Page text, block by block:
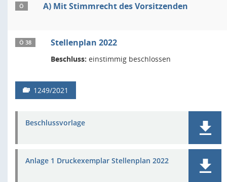
Ö A) Mit Stimmrecht des Vorsitzenden
Ö 38 Stellenplan 2022
Beschluss: einstimmig beschlossen
1249/2021
Beschlussvorlage
Anlage 1 Druckexemplar Stellenplan 2022